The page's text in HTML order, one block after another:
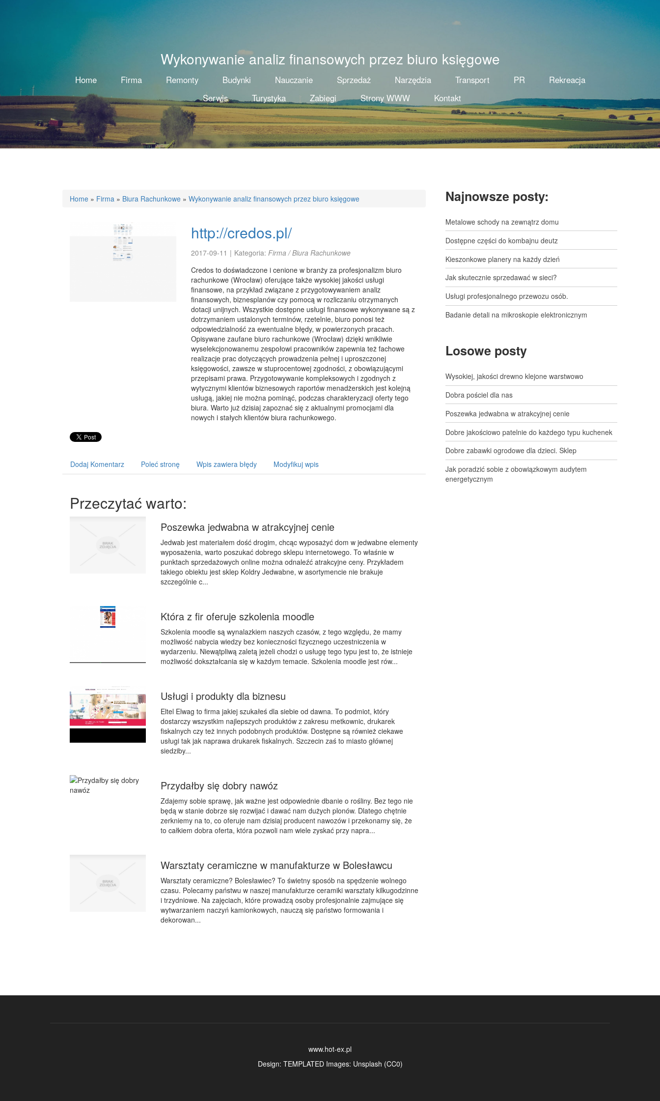
Wykonywanie analiz finansowych przez biuro księgowe
Home Firma Remonty Budynki Nauczanie Sprzedaż Narzędzia Transport PR
Rekreacja
Serwis
Turystyka Zabiegi Strony WWW Kontakt
Home » Firma » Biura Rachunkowe » Wykonywanie analiz finansowych przez biuro księgowe
http://credos.pl/
2017-09-11 | Kategoria: Firma / Biura Rachunkowe
Credos to doświadczone i cenione w branży za profesjonalizm biuro
rachunkowe (Wrocław) oferujące także wysokiej jakości usługi
finansowe, na przykład związane z przygotowywaniem analiz
finansowych, biznesplanów czy pomocą w rozliczaniu otrzymanych
dotacji unijnych. Wszystkie dostępne usługi finansowe wykonywane są z
dotrzymaniem ustalonych terminów, rzetelnie, biuro ponosi też
odpowiedzialność za ewentualne błędy, w powierzonych pracach.
Opisywane zaufane biuro rachunkowe (Wrocław) dzięki wnikliwie
wyselekcjonowanemu zespołowi pracowników zapewnia też fachowe
realizacje prac dotyczących prowadzenia pełnej i uproszczonej
księgowości, zawsze w stuprocentowej zgodności, z obowiązującymi
przepisami prawa. Przygotowywanie kompleksowych i zgodnych z
wytycznymi klientów biznesowych raportów menadżerskich jest kolejną
usługą, jakiej nie można pominąć, podczas charakteryzacji oferty tego
biura. Warto już dzisiaj zapoznać się z aktualnymi promocjami dla
nowych i stałych klientów biura rachunkowego.
Dodaj Komentarz Poleć stronę Wpis zawiera błędy Modyfikuj wpis
Przeczytać warto:
Poszewka jedwabna w atrakcyjnej cenie
Jedwab jest materiałem dość drogim, chcąc wyposażyć dom w jedwabne elementy
wyposażenia, warto poszukać dobrego sklepu internetowego. To właśnie w
punktach sprzedażowych online można odnaleźć atrakcyjne ceny. Przykładem
takiego obiektu jest sklep Koldry Jedwabne, w asortymencie nie brakuje
szczególnie c...
Która z fir oferuje szkolenia moodle
Szkolenia moodle są wynalazkiem naszych czasów, z tego względu, że mamy
możliwość nabycia wiedzy bez konieczności fizycznego uczestniczenia w
wydarzeniu. Niewątpliwą zaletą jeżeli chodzi o usługę tego typu jest to, że istnieje
możliwość dokształcania się w każdym temacie. Szkolenia moodle jest rów...
Usługi i produkty dla biznesu
Eltel Elwag to firma jakiej szukałeś dla siebie od dawna. To podmiot, który
dostarczy wszystkim najlepszych produktów z zakresu metkownic, drukarek
fiskalnych czy też innych podobnych produktów. Dostępne są również ciekawe
usługi tak jak naprawa drukarek fiskalnych. Szczecin zaś to miasto głównej
siedziby...
Przydałby się dobry nawóz
Zdajemy sobie sprawę, jak ważne jest odpowiednie dbanie o rośliny. Bez tego nie
będą w stanie dobrze się rozwijać i dawać nam dużych plonów. Dlatego chętnie
zerkniemy na to, co oferuje nam dzisiaj producent nawozów i przekonamy się, że
to całkiem dobra oferta, która pozwoli nam wiele zyskać przy napra...
Warsztaty ceramiczne w manufakturze w Bolesławcu
Warsztaty ceramiczne? Bolesławiec? To świetny sposób na spędzenie wolnego
czasu. Polecamy państwu w naszej manufakturze ceramiki warsztaty kilkugodzinne
i trzydniowe. Na zajęciach, które prowadzą osoby profesjonalnie zajmujące się
wytwarzaniem naczyń kamionkowych, nauczą się państwo formowania i
dekorowan...
Najnowsze posty:
Metalowe schody na zewnątrz domu
Dostępne części do kombajnu deutz
Kieszonkowe planery na każdy dzień
Jak skutecznie sprzedawać w sieci?
Usługi profesjonalnego przewozu osób.
Badanie detali na mikroskopie elektronicznym
Losowe posty
Wysokiej, jakości drewno klejone warstwowo
Dobra pościel dla nas
Poszewka jedwabna w atrakcyjnej cenie
Dobre jakościowo patelnie do każdego typu kuchenek
Dobre zabawki ogrodowe dla dzieci. Sklep
Jak poradzić sobie z obowiązkowym audytem
energetycznym
www.hot-ex.pl
Design: TEMPLATEDImages: Unsplash (CC0)